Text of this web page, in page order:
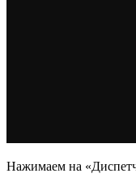
Нажимаем на